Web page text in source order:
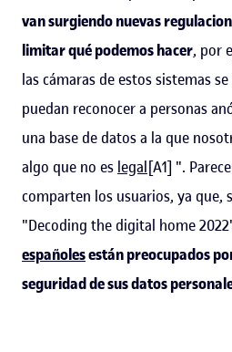
van surgiendo nuevas
limitar qué podemos hacer, por
las cámaras de estos sistemas
puedan reconocer a personas
una base de datos a la que
algo que no es legal[A1] ".
comparten los usuarios, ya que,
"Decoding the digital home
españolesestán preocupados
seguridad de sus datos